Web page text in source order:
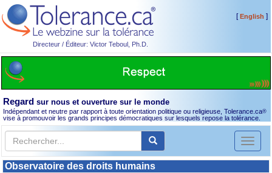
Directeur / Éditeur: Victor Teboul, Ph.D.
[English ]
Regard sur nous et ouverture sur le monde
Indépendant et neutre par rapport à toute orientation politique ou religieuse, Tolerance.ca®
vise à promouvoir les grands principes démocratiques sur lesquels repose la tolérance.
Toggle
Observatoire des droits humains